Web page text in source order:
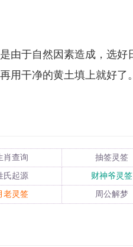
由于自然因素造成，选
用干净的黄土填上就好了。
肖查询 抽签灵签
氏起源 财神爷灵签
老灵签 周公解梦